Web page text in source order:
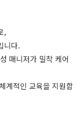
,
니다.
매니저가 밀착 케어
계적인 교육을 지원합